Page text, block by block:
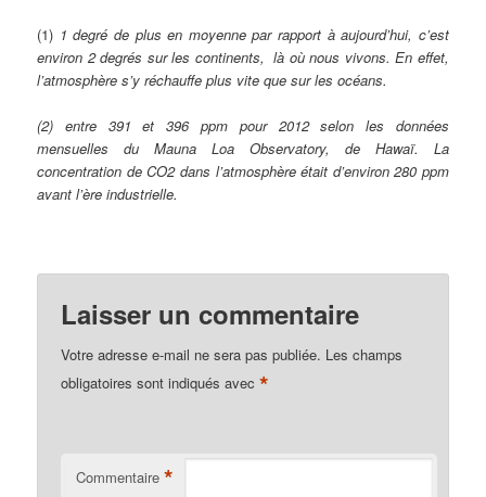
(1) 1 degré de plus en moyenne par rapport à aujourd’hui, c’est
environ 2 degrés sur les continents, là où nous vivons. En effet,
l’atmosphère s’y réchauffe plus vite que sur les océans.
(2) entre 391 et 396 ppm pour 2012 selon les données
mensuelles du Mauna Loa Observatory, de Hawaï. La
concentration de CO2 dans l’atmosphère était d’environ 280 ppm
avant l’ère industrielle.
Laisser un commentaire
Votre adresse e-mail ne sera pas publiée. Les champs
obligatoires sont indiqués avec*
Commentaire *